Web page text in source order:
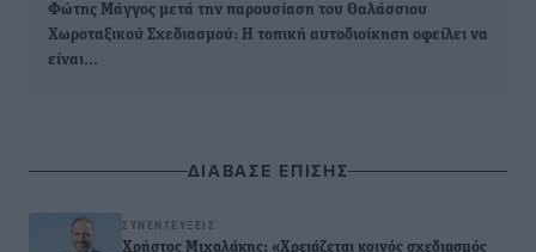
Φώτης Μάγγος μετά την παρουσίαση του Θαλάσσιου
Χωροταξικού Σχεδιασμού: Η τοπική αυτοδιοίκηση οφείλει να
είναι…
ΔΙΑΒΑΣΕ ΕΠΙΣΗΣ
ΣΥΝΕΝΤΕΎΞΕΙΣ
Χρήστος Μιχαλάκης: «Χρειάζεται κοινός σχεδιασμός